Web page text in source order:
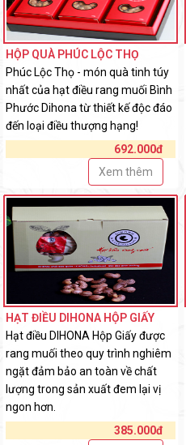
HỘP QUÀ PHÚC LỘC THỌ
Phúc Lộc Thọ - món quà tinh túy
nhất của hạt điều rang muối Bình
Phước Dihona từ thiết kế độc đáo
đến loại điều thượng hạng!
692.000đ
Xem thêm
HẠT ĐIỀU DIHONA HỘP GIẤY
Hạt điều DIHONA Hộp Giấy được
rang muối theo quy trình nghiêm
ngặt đảm bảo an toàn về chất
lượng trong sản xuất đem lại vị
ngon hơn.
385.000đ